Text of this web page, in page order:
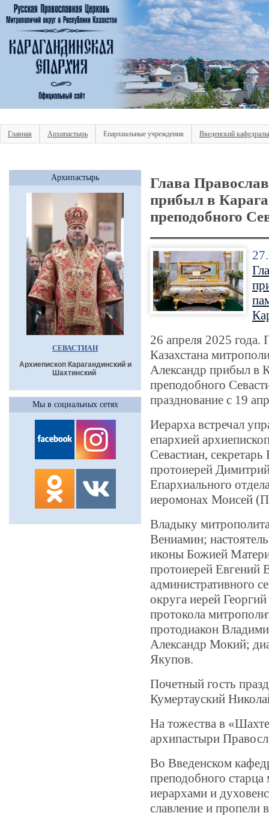
Главная Архипастырь Епархиальные учреждения Введенский
Архипастырь
СЕВАСТИАН
Архиепископ Карагандинский и
Шахтинский
Мы в социальных сетях
Глава
прибыл в
преподобного
26 апреля 2025 года.
Казахстана
Александр прибыл в
преподобного
празднование с 19
Иерарха встречал
епархией
Севастиан,
протоиерей
Епархиального
иеромонах Моисей
Владыку
Вениамин;
иконы Божией
протоиерей Евгений
административного
округа иерей
протокола
протодиакон
Александр Мокий;
Якупов.
Почетный гость
Кумертауский
На тожества в
архипастыри
Во Введенском
преподобного
иерархами и
славление и пропели